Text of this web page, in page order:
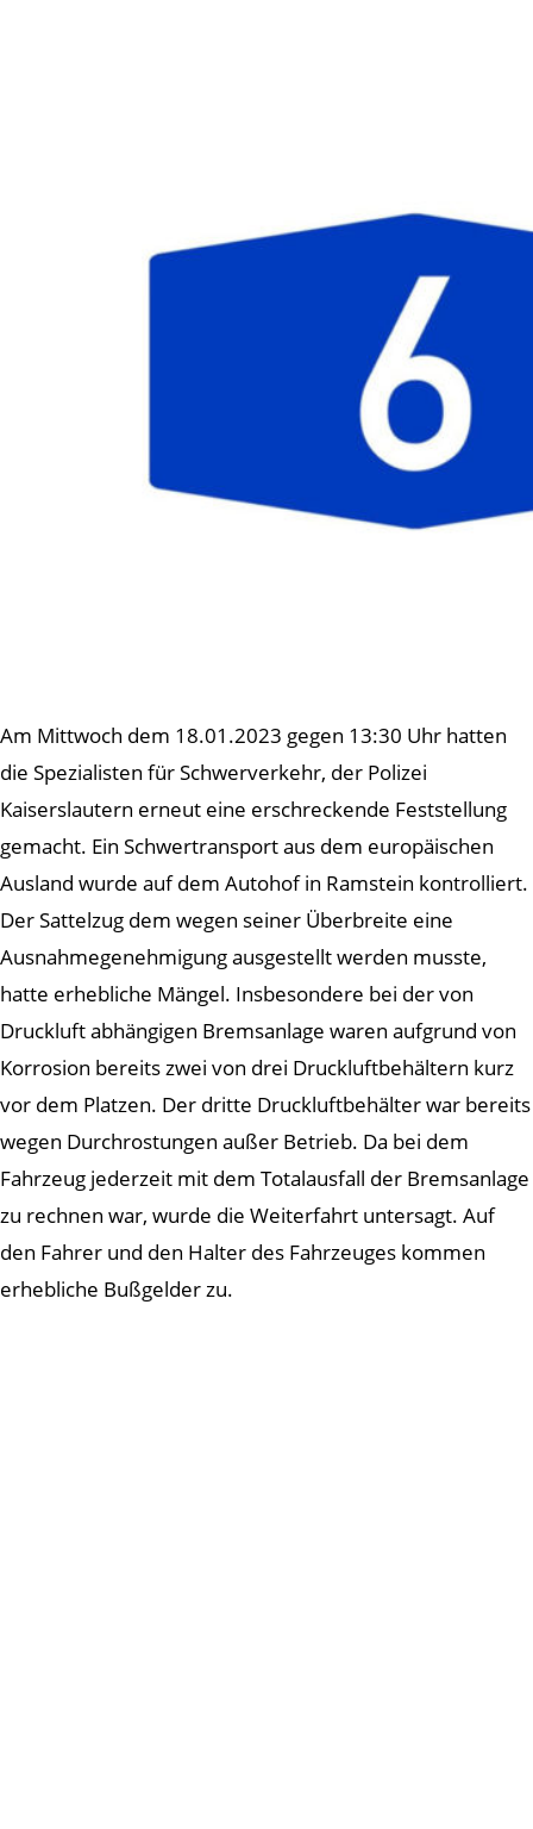
Am Mittwoch dem 18.01.2023 gegen 13:30 Uhr hatten
die Spezialisten für Schwerverkehr, der Polizei
Kaiserslautern erneut eine erschreckende Feststellung
gemacht. Ein Schwertransport aus dem europäischen
Ausland wurde auf dem Autohof in Ramstein kontrolliert.
Der Sattelzug dem wegen seiner Überbreite eine
Ausnahmegenehmigung ausgestellt werden musste,
hatte erhebliche Mängel. Insbesondere bei der von
Druckluft abhängigen Bremsanlage waren aufgrund von
Korrosion bereits zwei von drei Druckluftbehältern kurz
vor dem Platzen. Der dritte Druckluftbehälter war bereits
wegen Durchrostungen außer Betrieb. Da bei dem
Fahrzeug jederzeit mit dem Totalausfall der Bremsanlage
zu rechnen war, wurde die Weiterfahrt untersagt. Auf
den Fahrer und den Halter des Fahrzeuges kommen
erhebliche Bußgelder zu.